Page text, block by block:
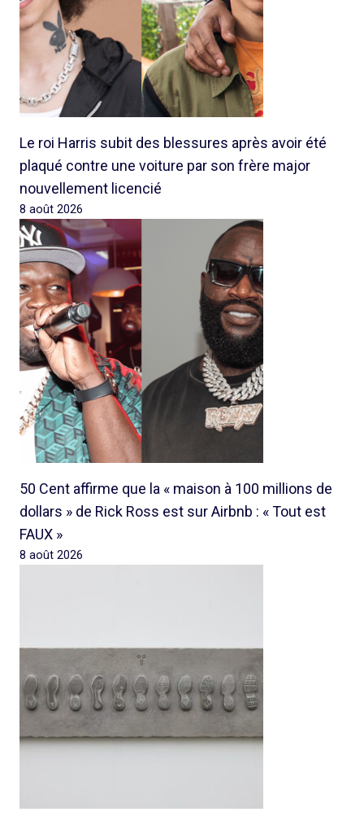
Le roi Harris subit des blessures après avoir été
plaqué contre une voiture par son frère major
nouvellement licencié
8 août 2026
50 Cent affirme que la « maison à 100 millions de
dollars » de Rick Ross est sur Airbnb : « Tout est
FAUX »
8 août 2026